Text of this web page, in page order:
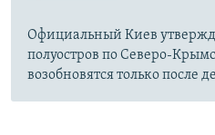
Официальный Киев
полуостров по Северо-
возобновятся только после